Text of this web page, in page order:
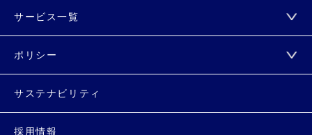
サービス一覧
ポリシー
サステナビリティ
採用情報